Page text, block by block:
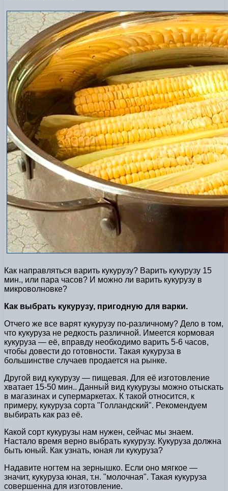
Как направляться варить кукурузу? Варить кукурузу 15
мин., или пара часов? И можно ли варить кукурузу в
микроволновке?
Как выбрать кукурузу, пригодную для варки.
Отчего же все варят кукурузу по-различному? Дело в том,
что кукуруза не редкость различной. Имеется кормовая
кукуруза — её, вправду необходимо варить 5-6 часов,
чтобы довести до готовности. Такая кукуруза в
большинстве случаев продается на рынке.
Другой вид кукурузу — пищевая. Для её изготовление
хватает 15-50 мин.. Данный вид кукурузы можно отыскать
в магазинах и супермаркетах. К такой относится, к
примеру, кукуруза сорта "Голландский". Рекомендуем
выбирать как раз её.
Какой сорт кукурузы нам нужен, сейчас мы знаем.
Настало время верно выбрать кукурузу. Кукуруза должна
быть юный. Как узнать, юная ли кукуруза?
Надавите ногтем на зернышко. Если оно мягкое —
значит, кукуруза юная, т.н. "молочная". Такая кукуруза
совершенна для изготовление.